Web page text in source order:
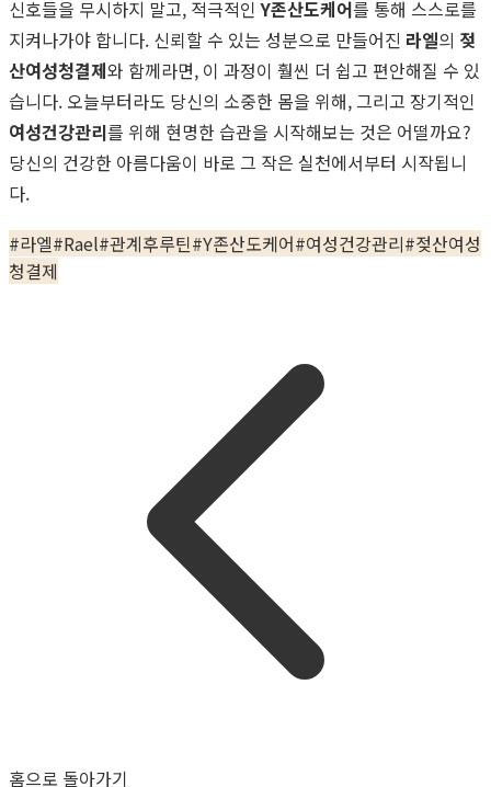
신호들을 무시하지 말고, 적극적인Y존산도케어를 통해 스스로를
지켜나가야 합니다. 신뢰할 수 있는 성분으로 만들어진 라엘의 젖
산여성청결제와 함께라면, 이 과정이 훨씬 더 쉽고 편안해질 수 있
습니다. 오늘부터라도 당신의 소중한 몸을 위해, 그리고 장기적인
여성건강관리를 위해 현명한 습관을 시작해보는 것은 어떨까요?
당신의 건강한 아름다움이 바로 그 작은 실천에서부터 시작됩니
다.
#라엘#Rael#관계후루틴#Y존산도케어#여성건강관리#젖산여성
청결제
홈으로 돌아가기